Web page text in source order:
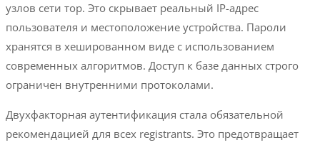
узлов сети тор. Это скрывает реальный IP-адрес
пользователя и местоположение устройства. Пароли
хранятся в хешированном виде с использованием
современных алгоритмов. Доступ к базе данных строго
ограничен внутренними протоколами.
Двухфакторная аутентификация стала обязательной
рекомендацией для всех registrants. Это предотвращает